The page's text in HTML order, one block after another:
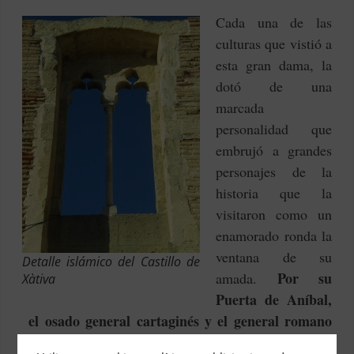
Detalle islámico del Castillo de
Xàtiva
Cada una de las
culturas que vistió a
esta gran dama, la
dotó de una
marcada
personalidad que
embrujó a grandes
personajes de la
historia que la
visitaron como un
enamorado ronda la
ventana de su
amada.
Por su
Puerta de Aníbal,
el osado general cartaginés y el general romano